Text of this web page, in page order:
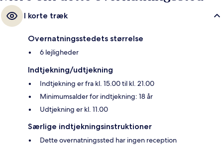
I korte træk
Overnatningsstedets størrelse
6 lejligheder
Indtjekning/udtjekning
Indtjekning er fra kl. 15.00 til kl. 21.00
Minimumsalder for indtjekning: 18 år
Udtjekning er kl. 11.00
Særlige indtjekningsinstruktioner
Dette overnatningssted har ingen reception